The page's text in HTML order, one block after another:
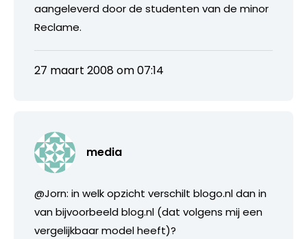
aangeleverd door de studenten van de minor
Reclame.
27 maart 2008 om 07:14
media
@Jorn: in welk opzicht verschilt blogo.nl dan in
van bijvoorbeeld blog.nl (dat volgens mij een
vergelijkbaar model heeft)?